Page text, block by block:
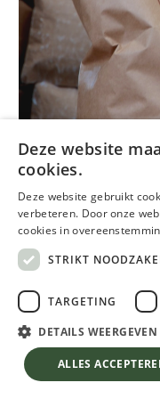
Stuc & Staff,
20kg (kalkfinish)
154.40€
KLEUR
Deze website
cookies.
Deze website gebruikt
verbeteren. Door onze
cookies in
STRIKT
TARGETING
DETAILS WEERGEVEN
ALLES